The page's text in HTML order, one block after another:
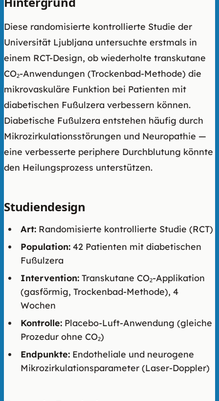
Diese randomisierte kontrollierte Studie der
Universität Ljubljana untersuchte erstmals in
einem RCT-Design, ob wiederholte transkutane
CO₂-Anwendungen (Trockenbad-Methode) die
mikrovaskuläre Funktion bei Patienten mit
diabetischen Fußulzera verbessern können.
Diabetische Fußulzera entstehen häufig durch
Mikrozirkulationsstörungen und Neuropathie —
eine verbesserte periphere Durchblutung könnte
den Heilungsprozess unterstützen.
Studiendesign
Art: Randomisierte kontrollierte Studie (RCT)
Population: 42 Patienten mit diabetischen
Fußulzera
Intervention: Transkutane CO₂-Applikation
(gasförmig, Trockenbad-Methode), 4
Wochen
Kontrolle: Placebo-Luft-Anwendung (gleiche
Prozedur ohne CO₂)
Endpunkte: Endotheliale und neurogene
Mikrozirkulationsparameter (Laser-Doppler)